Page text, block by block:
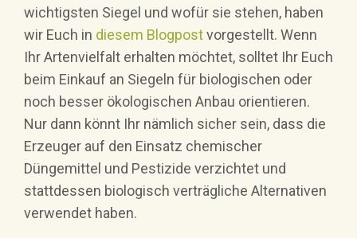
wichtigsten Siegel und wofür sie stehen, haben
wir Euch in diesem Blogpostvorgestellt. Wenn
Ihr Artenvielfalt erhalten möchtet, solltet Ihr Euch
beim Einkauf an Siegeln für biologischen oder
noch besser ökologischen Anbau orientieren.
Nur dann könnt Ihr nämlich sicher sein, dass die
Erzeuger auf den Einsatz chemischer
Düngemittel und Pestizide verzichtet und
stattdessen biologisch verträgliche Alternativen
verwendet haben.